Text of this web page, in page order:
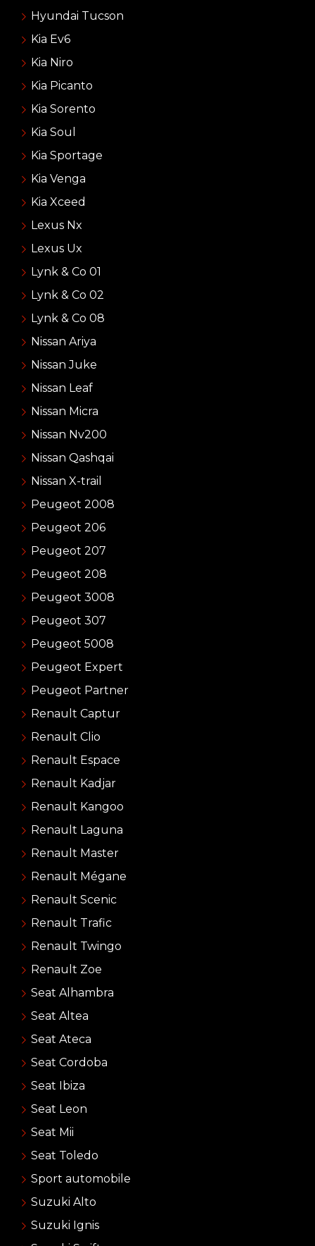
Hyundai Tucson
Kia Ev6
Kia Niro
Kia Picanto
Kia Sorento
Kia Soul
Kia Sportage
Kia Venga
Kia Xceed
Lexus Nx
Lexus Ux
Lynk & Co 01
Lynk & Co 02
Lynk & Co 08
Nissan Ariya
Nissan Juke
Nissan Leaf
Nissan Micra
Nissan Nv200
Nissan Qashqai
Nissan X-trail
Peugeot 2008
Peugeot 206
Peugeot 207
Peugeot 208
Peugeot 3008
Peugeot 307
Peugeot 5008
Peugeot Expert
Peugeot Partner
Renault Captur
Renault Clio
Renault Espace
Renault Kadjar
Renault Kangoo
Renault Laguna
Renault Master
Renault Mégane
Renault Scenic
Renault Trafic
Renault Twingo
Renault Zoe
Seat Alhambra
Seat Altea
Seat Ateca
Seat Cordoba
Seat Ibiza
Seat Leon
Seat Mii
Seat Toledo
Sport automobile
Suzuki Alto
Suzuki Ignis